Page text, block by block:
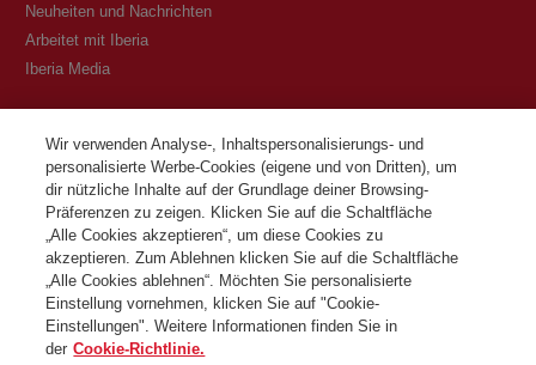
Neuheiten und Nachrichten
Arbeitet mit Iberia
Iberia Media
Allgemeine Geschäftsbedingungen des Iberia Club Programms
Bedingungen für die Registrierung auf iberia.com
Richtlinien zum Schutz personenbezogener Daten
Cookie-Richtlinie und -Verwaltung
Kontaktiere
©Iberia Joven 2026. Alle Rechte vorbehalten.
Wir verwenden Analyse-, Inhaltspersonalisierungs- und
personalisierte Werbe-Cookies (eigene und von Dritten), um
dir nützliche Inhalte auf der Grundlage deiner Browsing-
Präferenzen zu zeigen. Klicken Sie auf die Schaltfläche
„Alle Cookies akzeptieren“, um diese Cookies zu
akzeptieren. Zum Ablehnen klicken Sie auf die Schaltfläche
„Alle Cookies ablehnen“. Möchten Sie personalisierte
Einstellung vornehmen, klicken Sie auf "Cookie-
Einstellungen". Weitere Informationen finden Sie in
der Cookie-Richtlinie.